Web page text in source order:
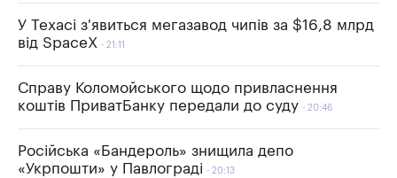
У Техасі з'явиться мегазавод чипів за $16,8 млрд
від SpaceX
21:11
Справу Коломойського щодо привласнення
коштів ПриватБанку передали до суду
20:46
Російська «Бандероль» знищила депо
«Укрпошти» у Павлограді
20:13